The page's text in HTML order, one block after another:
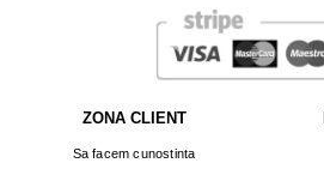
ZONA CLIENT
Sa facem cunostinta